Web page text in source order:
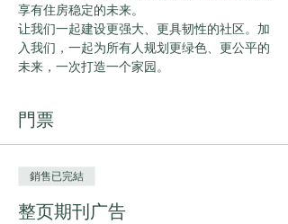
享有住房稳定的未来。
让我们一起建设更强大、更具韧性的社区。加
入我们，一起为所有人规划更绿色、更公平的
未来，一次打造一个家园。
門票
銷售已完結
整页期刊广告